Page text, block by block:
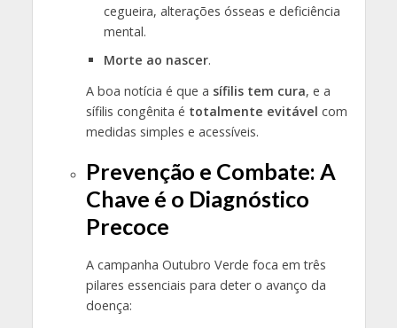
cegueira, alterações ósseas e deficiência
mental.
Morte ao nascer.
A boa notícia é que a sífilis tem cura, e a
sífilis congênita é totalmente evitável com
medidas simples e acessíveis.
Prevenção e Combate: A
Chave é o Diagnóstico
Precoce
A campanha Outubro Verde foca em três
pilares essenciais para deter o avanço da
doença: